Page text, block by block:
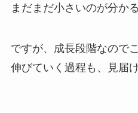
まだまだ小さいのが分か
ですが、成長段階なので
伸びていく過程も、見届